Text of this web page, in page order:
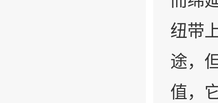
纽带
途，
值，